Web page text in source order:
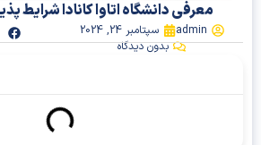
معرفی دانشگاه اتاوا کانادا شرایط
admin
سپتامبر 24, 2024
بدون دیدگاه